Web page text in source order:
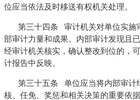
位应当依法及时移送有权机关处理。
第三十四条 审计机关对单位实施
部审计力量和成果。内部审计发现且
经审计机关核实，确认整改到位的，
计报告中反映。
第三十五条 单位应当将内部审计
核、任免、奖惩和相关决策的重要依据